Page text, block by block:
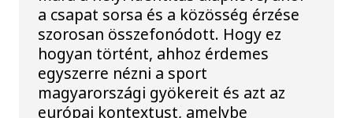
a csapat sorsa és a közösség érzése
szorosan összefonódott. Hogy ez
hogyan történt, ahhoz érdemes
egyszerre nézni a sport
magyarországi gyökereit és azt az
európai kontextust, amelybe